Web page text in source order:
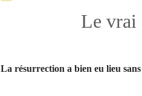
Le vrai
La résurrection a bien eu lieu